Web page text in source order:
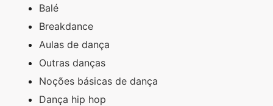
Balé
Breakdance
Aulas de dança
Outras danças
Noções básicas de dança
Dança hip hop